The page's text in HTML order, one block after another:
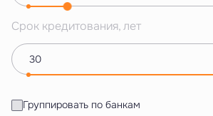
Срок кредитования, лет
Группировать по банкам